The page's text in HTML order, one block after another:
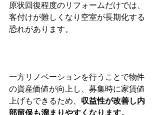
原状回復程度のリフォームだけでは、
客付けが難しくなり空室が長期化する
恐れがあります。
一方リノベーションを行うことで物件
の資産価値が向上し、募集時に家賃値
上げもできるため、 収益性が改善し内
部留保も溜まりやすくなります。